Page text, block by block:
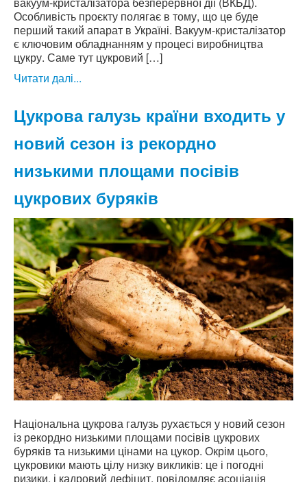
Особливість проєкту полягає в тому, що це буде
перший такий апарат в Україні. Вакуум-кристалізатор
є ключовим обладнанням у процесі виробництва
цукру. Саме тут цукровий […]
Читати далі...
Цукрова галузь країни входить у
новий сезон із рекордно
низькими площами посівів
цукрових буряків
Національна цукрова галузь рухається у новий сезон
із рекордно низькими площами посівів цукрових
буряків та низькими цінами на цукор. Окрім цього,
цукровики мають цілу низку викликів: це і погодні
ризики, і кадровий дефіцит, повідомляє асоціація